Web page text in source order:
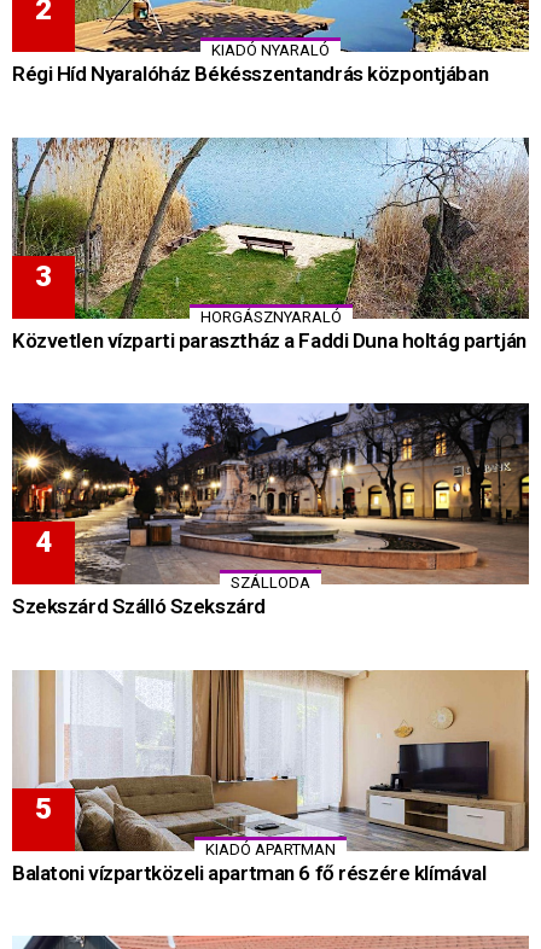
KIADÓ NYARALÓ
Régi Híd Nyaralóház Békésszentandrás központjában
HORGÁSZNYARALÓ
Közvetlen vízparti parasztház a Faddi Duna holtág partján
SZÁLLODA
Szekszárd Szálló Szekszárd
KIADÓ APARTMAN
Balatoni vízpartközeli apartman 6 fő részére klímával